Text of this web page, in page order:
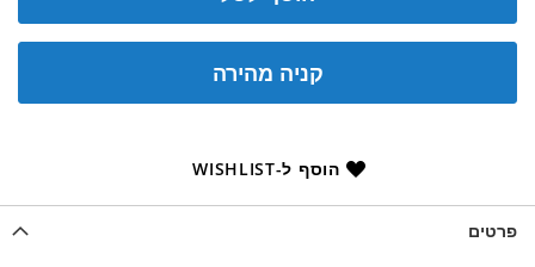
קניה מהירה
הוסף ל-WISHLIST
פרטים